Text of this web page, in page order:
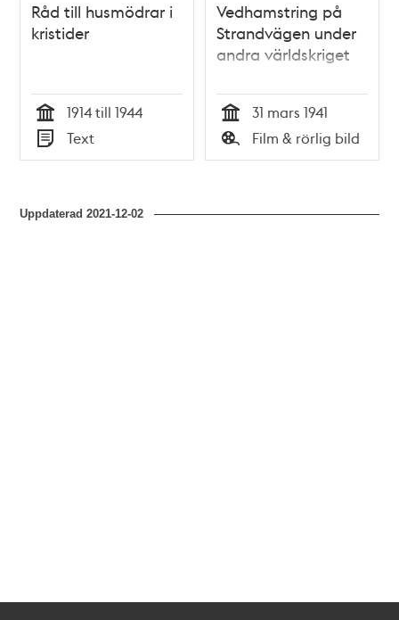
Råd till husmödrar i
kristider
Tid
1914 till 1944
Typ
Text
Vedhamstring på
Strandvägen under
andra världskriget
Tid
31 mars 1941
Typ
Film & rörlig bild
Uppdaterad2021-12-02